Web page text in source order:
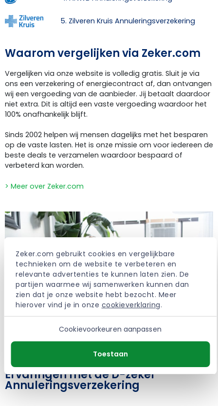
Zeker.com gebruikt cookies en vergelijkbare
technieken om de website te verbeteren en
relevante advertenties te kunnen laten zien. De
partijen waarmee wij samenwerken kunnen dan
zien dat je onze website hebt bezocht. Meer
hierover vind je in onze cookieverklaring.
Cookievoorkeuren aanpassen
Toestaan
5. Zilveren Kruis Annuleringsverzekering
Waarom vergelijken via Zeker.com
Vergelijken via onze website is volledig gratis. Sluit je via
ons een verzekering of energiecontract af, dan ontvangen
wij een vergoeding van de aanbieder. Jij betaalt daardoor
niet extra. Dit is altijd een vaste vergoeding waardoor het
100% onafhankelijk blijft.
Sinds 2002 helpen wij mensen dagelijks met het besparen
op de vaste lasten. Het is onze missie om voor iedereen de
beste deals te verzamelen waardoor bespaard of
verbeterd kan worden.
> Meer over Zeker.com
Ervaringen met de D-zeker
Annuleringsverzekering